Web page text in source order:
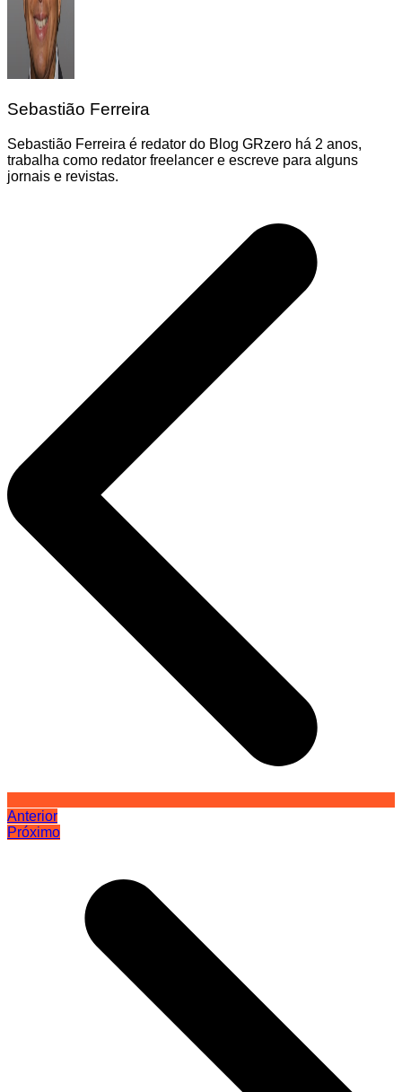
Sebastião Ferreira
Sebastião Ferreira é redator do Blog GRzero há 2 anos,
trabalha como redator freelancer e escreve para alguns
jornais e revistas.
Anterior
Próximo